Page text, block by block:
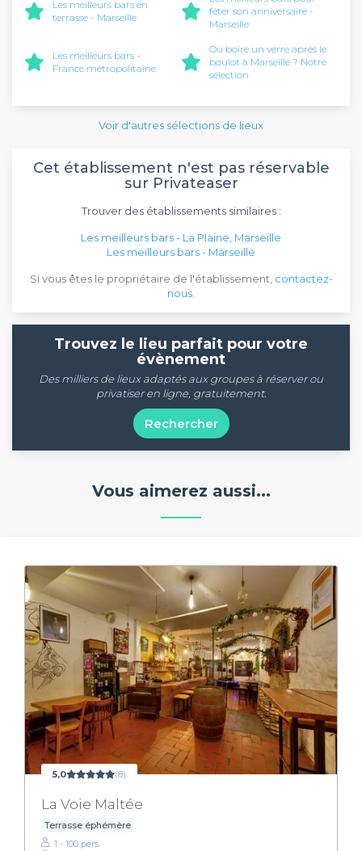
Les meilleurs bars en
terrasse - Marseille
fêter son anniversaire -
Marseille
Les meilleurs bars -
France métropolitaine
Où boire un verre après le
boulot à Marseille ? Notre
sélection
Voir d'autres sélections de lieux
Cet établissement n'est pas réservable
sur Privateaser
Trouver des établissements similaires :
Les meilleurs bars - La Plaine, Marseille
Les meilleurs bars - Marseille
Si vous êtes le propriétaire de l'établissement, contactez-
nous
Trouvez le lieu parfait pour votre
évènement
Des milliers de lieux adaptés aux groupes à réserver ou
privatiser en ligne, gratuitement.
Rechercher
Vous aimerez aussi...
5,0 (8)
La Voie Maltée
Terrasse éphémère
1 - 100 pers.